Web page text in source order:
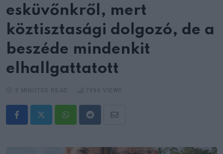
esküvőnkről, mert
köztisztasági dolgozó, de a
beszéde mindenkit
elhallgattatott
WhatsappRedditShare
Email